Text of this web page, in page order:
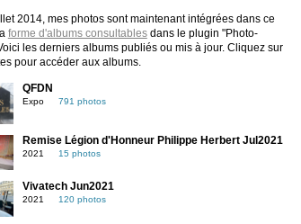
2014, mes photos sont maintenant intégrées dans ce
forme d'albums consultablesdans le plugin "Photo-
les derniers albums publiés ou mis à jour. Cliquez sur
pour accéder aux albums.
QFDN
Expo 791 photos
Remise Légion d'Honneur Philippe Herbert Jul2021
2021 15 photos
Vivatech Jun2021
2021 120 photos